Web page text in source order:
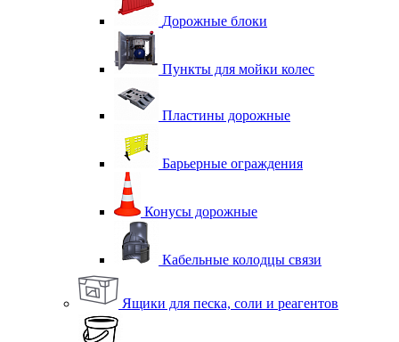
Дорожные блоки
Пункты для мойки колес
Пластины дорожные
Барьерные ограждения
Конусы дорожные
Кабельные колодцы связи
Ящики для песка, соли и реагентов